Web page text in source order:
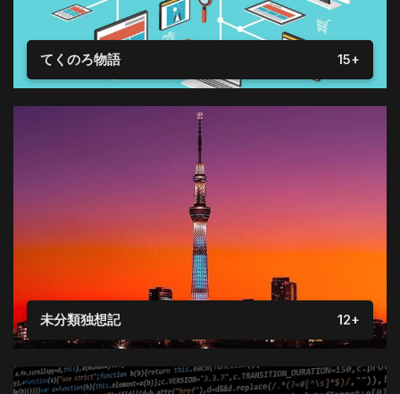
てくのろ物語 15+
未分類独想記 12+